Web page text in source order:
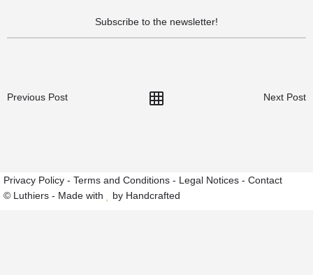
Previous Post Next Post
Privacy Policy - Terms and Conditions - Legal Notices - Contact
© Luthiers - Made with
by Handcrafted